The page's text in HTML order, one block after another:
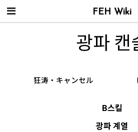
광파 캔
狂涛・キャンセル
B스킬
광파 계열
FEH Wiki